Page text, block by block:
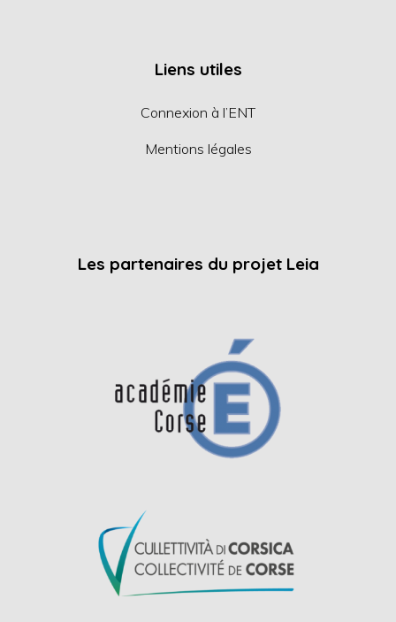
Liens utiles
Connexion à l’ENT
Mentions légales
Les partenaires du projet Leia